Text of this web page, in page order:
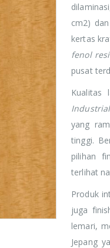
cm2)
kertas
fenol
pusat
Kualitas
yang
tinggi.
pilihan
terlihat
Produk
juga
lemari,
Jepang